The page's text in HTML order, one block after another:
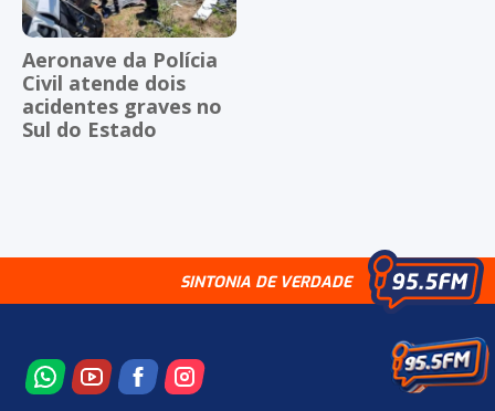
Aeronave da Polícia
Civil atende dois
acidentes graves no
Sul do Estado
SINTONIA DE VERDADE